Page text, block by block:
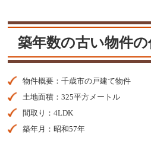
築年数の古い物件
物件概要：千歳市の戸建て物件
土地面積：325平方メートル
間取り：4LDK
築年月：昭和57年